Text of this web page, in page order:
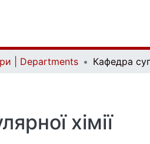
| Departments
хімії